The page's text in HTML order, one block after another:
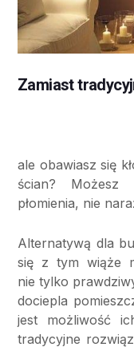
Zamiast
ale obawiasz się
ścian?
płomienia, nie
Alternatywą dla
się z tym wiąże
nie tylko
dociepla
jest możliwość
tradycyjne